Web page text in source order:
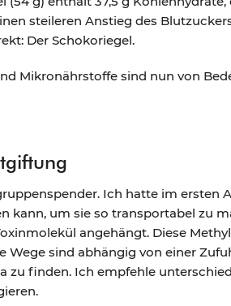
steileren Anstieg des
Der Schokoriegel.
Mikronährstoffe sind nun von
Ich hatte im ersten
kann, um sie so transportabel zu
angehängt. Diese
sind abhängig von einer
zu finden. Ich empfehle